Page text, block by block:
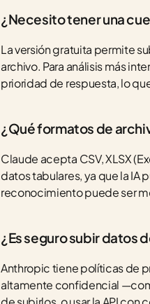
¿Necesito tener una
La versión gratuita permite
archivo. Para análisis más
prioridad de respuesta, lo
¿Qué formatos de
Claude acepta CSV, XLSX
datos tabulares, ya que la IA
reconocimiento puede ser
¿Es seguro subir datos
Anthropic tiene políticas de
altamente confidencial